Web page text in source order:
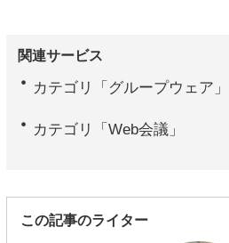
関連サービス
カテゴリ「グループウェア」
カテゴリ「Web会議」
この記事のライター